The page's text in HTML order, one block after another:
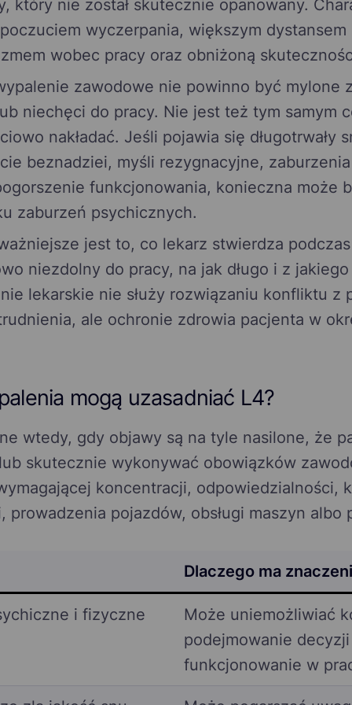
który nie został skutecznie opanowany.
wyczerpania, większym
wobec pracy oraz obniżoną
zawodowe nie powinno być mylone
niechęci do pracy. Nie jest też tym samym
nakładać. Jeśli pojawia się długotrwały
beznadziei, myśli rezygnacyjne,
funkcjonowania, konieczna może
zaburzeń psychicznych.
jest to, co lekarz stwierdza
niezdolny do pracy, na jak długo i z
lekarskie nie służy rozwiązaniu konfliktu z
ale ochronie zdrowia pacjenta w
mogą uzasadniać L4?
wtedy, gdy objawy są na tyle nasilone, że
skutecznie wykonywać obowiązków
koncentracji, odpowiedzialności,
prowadzenia pojazdów, obsługi maszyn albo
Dlaczego ma
i fizyczne
Może uniemożliwiać
podejmowanie
funkcjonowanie w